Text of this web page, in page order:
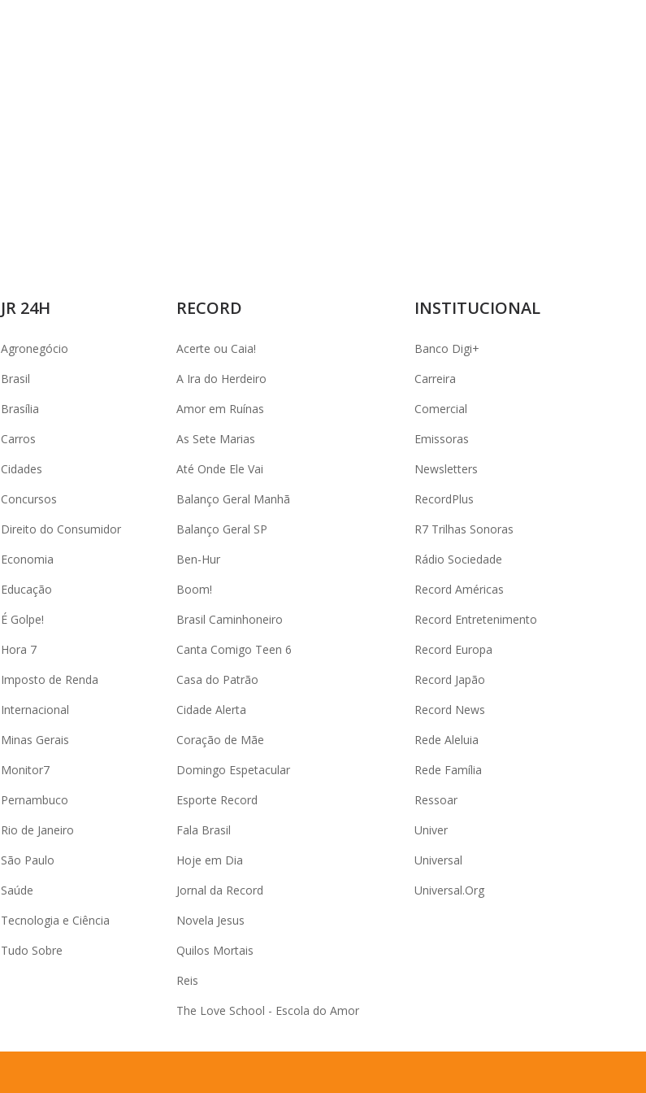
JR 24H
Agronegócio
Brasil
Brasília
Carros
Cidades
Concursos
Direito do Consumidor
Economia
Educação
É Golpe!
Hora 7
Imposto de Renda
Internacional
Minas Gerais
Monitor7
Pernambuco
Rio de Janeiro
São Paulo
Saúde
Tecnologia e Ciência
Tudo Sobre
RECORD
Acerte ou Caia!
A Ira do Herdeiro
Amor em Ruínas
As Sete Marias
Até Onde Ele Vai
Balanço Geral Manhã
Balanço Geral SP
Ben-Hur
Boom!
Brasil Caminhoneiro
Canta Comigo Teen 6
Casa do Patrão
Cidade Alerta
Coração de Mãe
Domingo Espetacular
Esporte Record
Fala Brasil
Hoje em Dia
Jornal da Record
Novela Jesus
Quilos Mortais
Reis
The Love School - Escola do Amor
INSTITUCIONAL
Banco Digi+
Carreira
Comercial
Emissoras
Newsletters
RecordPlus
R7 Trilhas Sonoras
Rádio Sociedade
Record Américas
Record Entretenimento
Record Europa
Record Japão
Record News
Rede Aleluia
Rede Família
Ressoar
Univer
Universal
Universal.Org